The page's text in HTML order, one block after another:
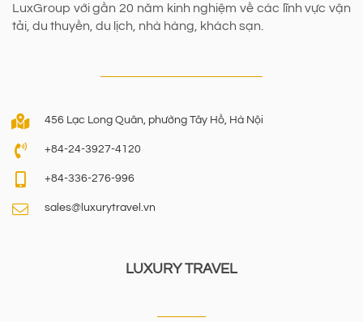
LuxGroup với gần 20 năm kinh nghiệm về các lĩnh vực vận
tải, du thuyền, du lịch, nhà hàng, khách sạn.
456 Lạc Long Quân, phường Tây Hồ, Hà Nội
+84-24-3927-4120
+84-336-276-996
sales@luxurytravel.vn
LUXURY TRAVEL